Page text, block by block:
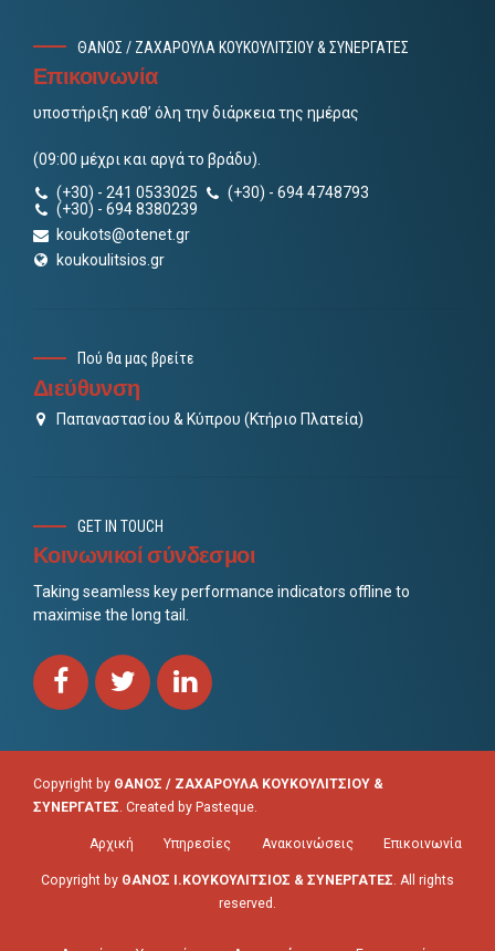
ΘΑΝΟΣ / ΖΑΧΑΡΟΥΛΑ ΚΟΥΚΟΥΛΙΤΣΙΟΥ & ΣΥΝΕΡΓΑΤΕΣ
Επικοινωνία
υποστήριξη καθ’ όλη την διάρκεια της ημέρας
(09:00 μέχρι και αργά το βράδυ).
(+30) - 241 0533025
(+30) - 694 4748793
(+30) - 694 8380239
koukots@otenet.gr
koukoulitsios.gr
Πού θα μας βρείτε
Διεύθυνση
Παπαναστασίου & Κύπρου (Κτήριο Πλατεία)
GET IN TOUCH
Κοινωνικοί σύνδεσμοι
Taking seamless key performance indicators offline to
maximise the long tail.
Copyright by ΘΑΝΟΣ / ΖΑΧΑΡΟΥΛΑ ΚΟΥΚΟΥΛΙΤΣΙΟΥ &
ΣΥΝΕΡΓΑΤΕΣ . Created by Pasteque
Αρχική Υπηρεσίες Ανακοινώσεις Επικοινωνία
Copyright by ΘΑΝΟΣ Ι.ΚΟΥΚΟΥΛΙΤΣΙΟΣ & ΣΥΝΕΡΓΑΤΕΣ. All rights
reserved.